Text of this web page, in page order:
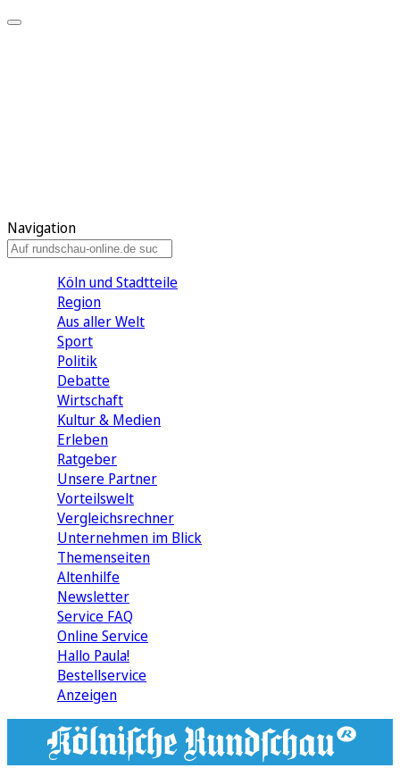
Navigation
Köln und Stadtteile
Region
Aus aller Welt
Sport
Politik
Debatte
Wirtschaft
Kultur & Medien
Erleben
Ratgeber
Unsere Partner
Vorteilswelt
Vergleichsrechner
Unternehmen im Blick
Themenseiten
Altenhilfe
Newsletter
Service FAQ
Online Service
Hallo Paula!
Bestellservice
Anzeigen